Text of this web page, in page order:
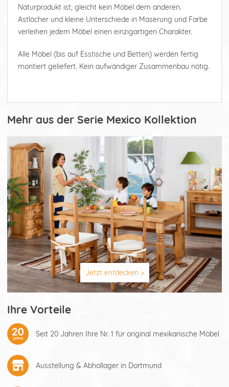
Naturprodukt ist, gleicht kein Möbel dem anderen.
Astlöcher und kleine Unterschiede in Maserung und Farbe
verleihen jedem Möbel einen einzigartigen Charakter.
Alle Möbel (bis auf Esstische und Betten) werden fertig
montiert geliefert. Kein aufwändiger Zusammenbau nötig.
Mehr aus der Serie Mexico Kollektion
Jetzt entdecken >
Ihre Vorteile
Seit 20 Jahren Ihre Nr. 1 für original mexikanische Möbel
Ausstellung & Abhollager in Dortmund